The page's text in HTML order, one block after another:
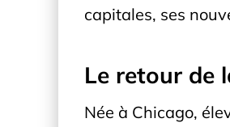
capitales, ses
Le retour de
Née à Chicago,